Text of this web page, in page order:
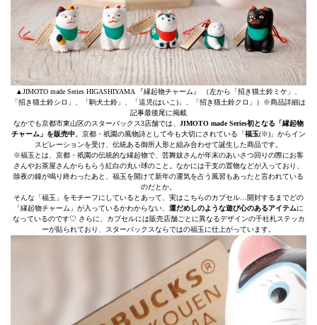
▲JIMOTO made Series HIGASHIYAMA 『縁起物チャーム』 （左から「招き猫土鈴ミケ」、
「招き猫土鈴シロ」、「駒犬土鈴」、「這児(はいこ)」、「招き猫土鈴クロ」）※商品詳細は
記事最後尾に掲載
なかでも京都市東山区のスターバックス3店舗では、 JIMOTO made Series初となる「縁起物
チャーム」を販売中 。京都・祇園の風物詩として今も大切にされている「福玉(※)」からイン
スピレーションを受け、伝統ある御所人形と組み合わせて誕生した商品です。
※福玉とは、京都・祇園の伝統的な縁起物で、芸舞妓さんが年末のあいさつ回りの際にお客
さんやお茶屋さんからもらう紅白の丸い球のこと。なかには干支の置物などが入っており、
除夜の鐘が鳴り終わったあと、福玉を開けて新年の運気を占う風習もあったと言われている
のだとか。
そんな「福玉」をモチーフにしているとあって、実はこちらのカプセル…開封するまでどの
「縁起物チャーム」が入っているかわからない、 運だめしのような遊び心のあるアイテムに
なっているのです♡ さらに、カプセルには販売店舗ごとに異なるデザインの千社札ステッカ
ーが貼られており、スターバックスならではの福玉に仕上がっています。